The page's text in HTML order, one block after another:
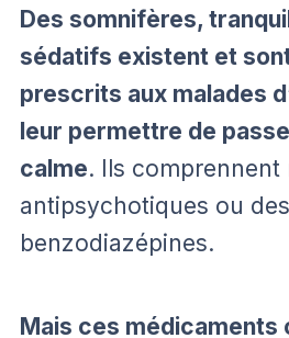
Des somnifères,
sédatifs existent et
prescrits aux malades
leur permettre de
calme. Ils
antipsychotiques ou des
benzodiazépines.
Mais ces médicaments